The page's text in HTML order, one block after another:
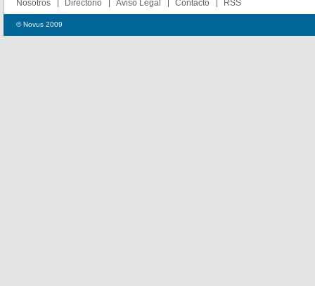
Nosotros Directorio Aviso Legal Contacto RSS
© Novus 2009